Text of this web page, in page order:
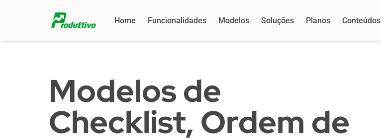
Home Funcionalidades Modelos Soluções Planos Conteúdos
Modelos de
Checklist, Ordem de